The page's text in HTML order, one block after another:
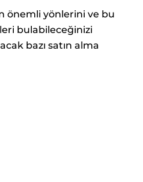
önemli yönlerini ve bu
bulabileceğinizi
bazı satın alma